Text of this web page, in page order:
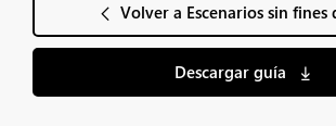
Volver a Escenarios sin fines
Descargar guía